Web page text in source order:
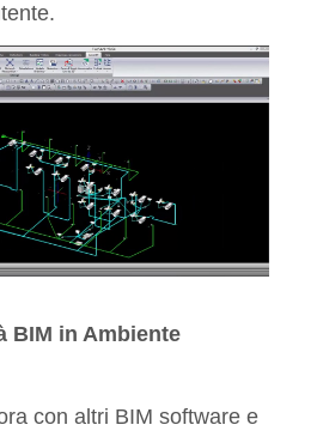
BIM in Ambiente
con altri BIM software e